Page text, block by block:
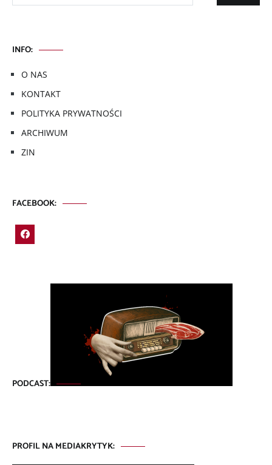
INFO:
O NAS
KONTAKT
POLITYKA PRYWATNOŚCI
ARCHIWUM
ZIN
FACEBOOK:
PODCAST:
PROFIL NA MEDIAKRYTYK: